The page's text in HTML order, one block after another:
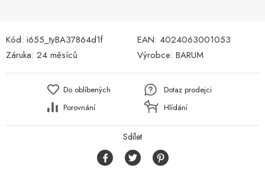
Kód: i655_tyBA37864d1f EAN: 4024063001053
Záruka: 24 měsíců Výrobce: BARUM
Do oblíbených
Porovnání
Dotaz prodejci
Hlídání
Sdílet